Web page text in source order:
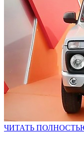
ЧИТАТЬ